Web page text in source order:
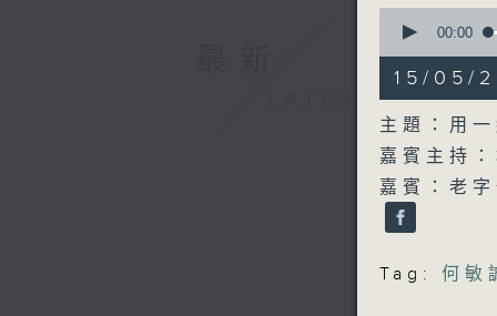
seconds
54
minutes,
59
seconds
90%
00:00
15/05/
主題：用
嘉賓主持
嘉賓：老
Tag: 何敏